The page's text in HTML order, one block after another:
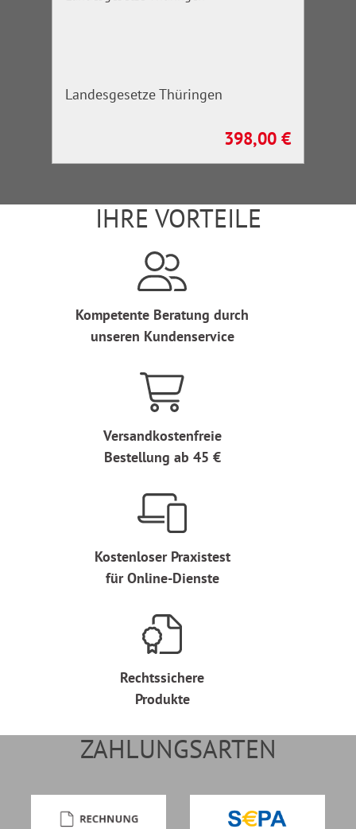
Landesgesetze Thüringen
Regulärer Preis:
398,00 €
IHRE VORTEILE
Kompetente Beratung durch
unseren Kundenservice
Versandkostenfreie
Bestellung ab 45 €
Kostenloser Praxistest
für Online-Dienste
Rechtssichere
Produkte
ZAHLUNGSARTEN